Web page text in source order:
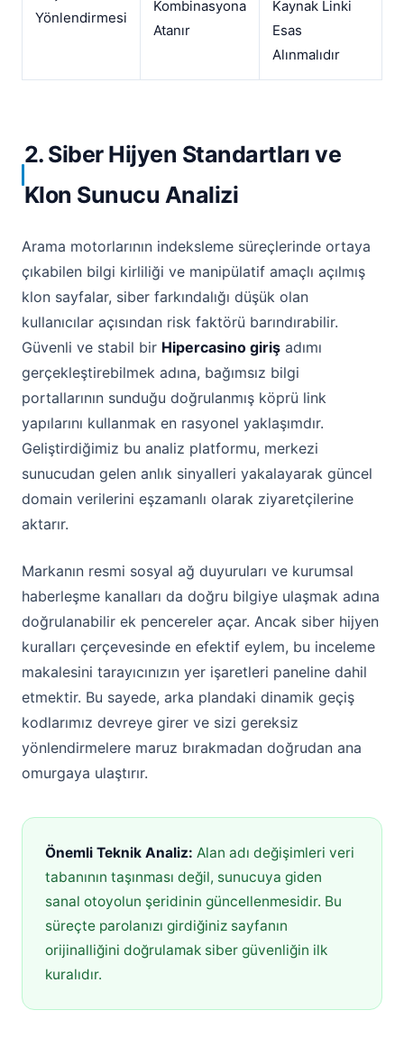
Yönlendirmesi
Kombinasyona
Atanır
Kaynak Linki
Esas
Alınmalıdır
2. Siber Hijyen Standartları ve
Klon Sunucu Analizi
Arama motorlarının indeksleme süreçlerinde ortaya
çıkabilen bilgi kirliliği ve manipülatif amaçlı açılmış
klon sayfalar, siber farkındalığı düşük olan
kullanıcılar açısından risk faktörü barındırabilir.
Güvenli ve stabil bir Hipercasino giriş adımı
gerçekleştirebilmek adına, bağımsız bilgi
portallarının sunduğu doğrulanmış köprü link
yapılarını kullanmak en rasyonel yaklaşımdır.
Geliştirdiğimiz bu analiz platformu, merkezi
sunucudan gelen anlık sinyalleri yakalayarak güncel
domain verilerini eşzamanlı olarak ziyaretçilerine
aktarır.
Markanın resmi sosyal ağ duyuruları ve kurumsal
haberleşme kanalları da doğru bilgiye ulaşmak adına
doğrulanabilir ek pencereler açar. Ancak siber hijyen
kuralları çerçevesinde en efektif eylem, bu inceleme
makalesini tarayıcınızın yer işaretleri paneline dahil
etmektir. Bu sayede, arka plandaki dinamik geçiş
kodlarımız devreye girer ve sizi gereksiz
yönlendirmelere maruz bırakmadan doğrudan ana
omurgaya ulaştırır.
Önemli Teknik Analiz: Alan adı değişimleri veri
tabanının taşınması değil, sunucuya giden
sanal otoyolun şeridinin güncellenmesidir. Bu
süreçte parolanızı girdiğiniz sayfanın
orijinalliğini doğrulamak siber güvenliğin ilk
kuralıdır.